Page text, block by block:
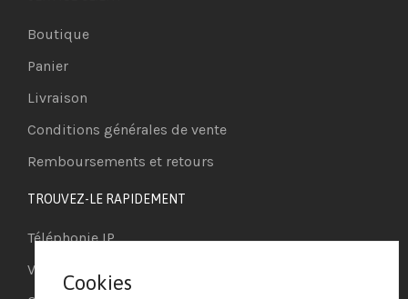
Boutique
Panier
Livraison
Conditions générales de vente
Remboursements et retours
TROUVEZ-LE RAPIDEMENT
Téléphonie IP
Visioconférence
Cookies